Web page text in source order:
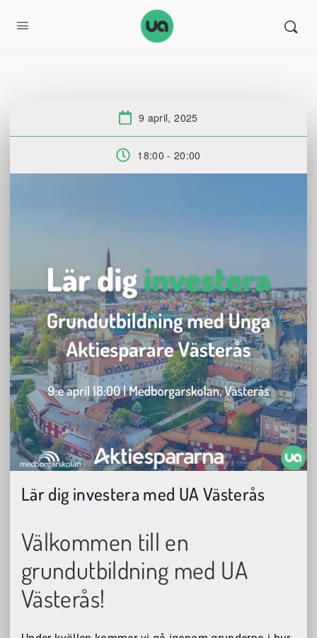
Datum:
9 april, 2025
Tid:
18:00 - 20:00
Lär dig investera med UA Västerås
Välkommen till en
grundutbildning med UA
Västerås!